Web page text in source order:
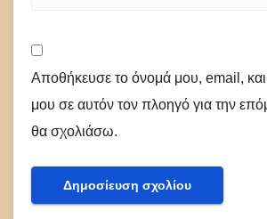
Αποθήκευσε το όνομά μου, email, και
μου σε αυτόν τον πλοηγό για την
θα σχολιάσω.